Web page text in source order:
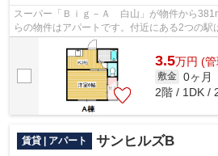
スーパー「Ｂｉｇ－Ａ 白山」が物件から
らの物件はアパートです。付近にある2つの駅
い分けることができます。アパートマンシ...
3.5万円 (
敷金 0ヶ月
2階 / 1DK /
賃貸 | アパート サンヒルズB